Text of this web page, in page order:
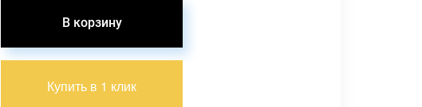
Купить в 1 клик